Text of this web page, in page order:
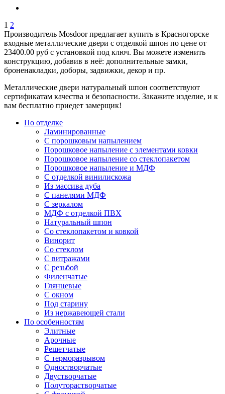
1 2
Производитель Mosdoor предлагает купить в Красногорске
входные металлические двери с отделкой шпон по цене от
23400.00 руб с установкой под ключ. Вы можете изменить
конструкцию, добавив в неё: дополнительные замки,
броненакладки, доборы, задвижки, декор и пр.
Металлические двери натуральный шпон соответствуют
сертификатам качества и безопасности. Закажите изделие, и к
вам бесплатно приедет замерщик!
По отделке
Ламинированные
С порошковым напылением
Порошковое напыление с элементами ковки
Порошковое напыление со стеклопакетом
Порошковое напыление и МДФ
С отделкой винилискожа
Из массива дуба
С панелями МДФ
С зеркалом
МДФ с отделкой ПВХ
Натуральный шпон
Со стеклопакетом и ковкой
Винорит
Со стеклом
С витражами
С резьбой
Филенчатые
Глянцевые
С окном
Под старину
Из нержавеющей стали
По особенностям
Элитные
Арочные
Решетчатые
С терморазрывом
Одностворчатые
Двустворчатые
Полуторастворчатые